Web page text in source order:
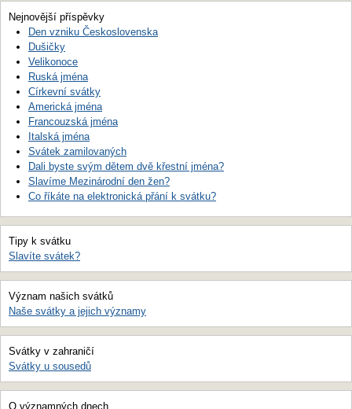
Nejnovější příspěvky
Den vzniku Československa
Dušičky
Velikonoce
Ruská jména
Církevní svátky
Americká jména
Francouzská jména
Italská jména
Svátek zamilovaných
Dali byste svým dětem dvě křestní jména?
Slavíme Mezinárodní den žen?
Co říkáte na elektronická přání k svátku?
Tipy k svátku
Slavíte svátek?
Význam našich svátků
Naše svátky a jejich významy
Svátky v zahraničí
Svátky u sousedů
O významných dnech